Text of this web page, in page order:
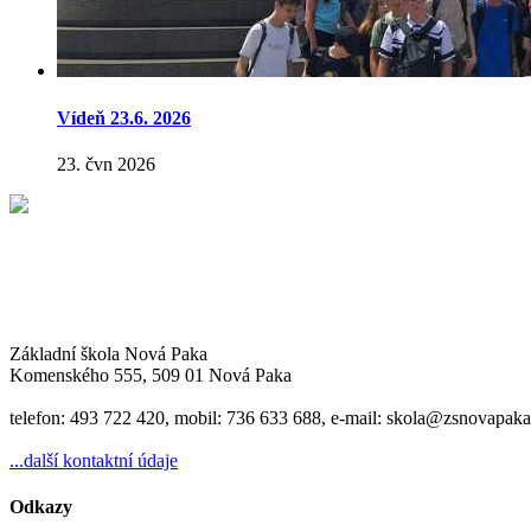
Vídeň 23.6. 2026
23. čvn 2026
Základní škola Nová Paka
Komenského 555, 509 01 Nová Paka
telefon: 493 722 420, mobil: 736 633 688, e-mail:
...další kontaktní údaje
Odkazy